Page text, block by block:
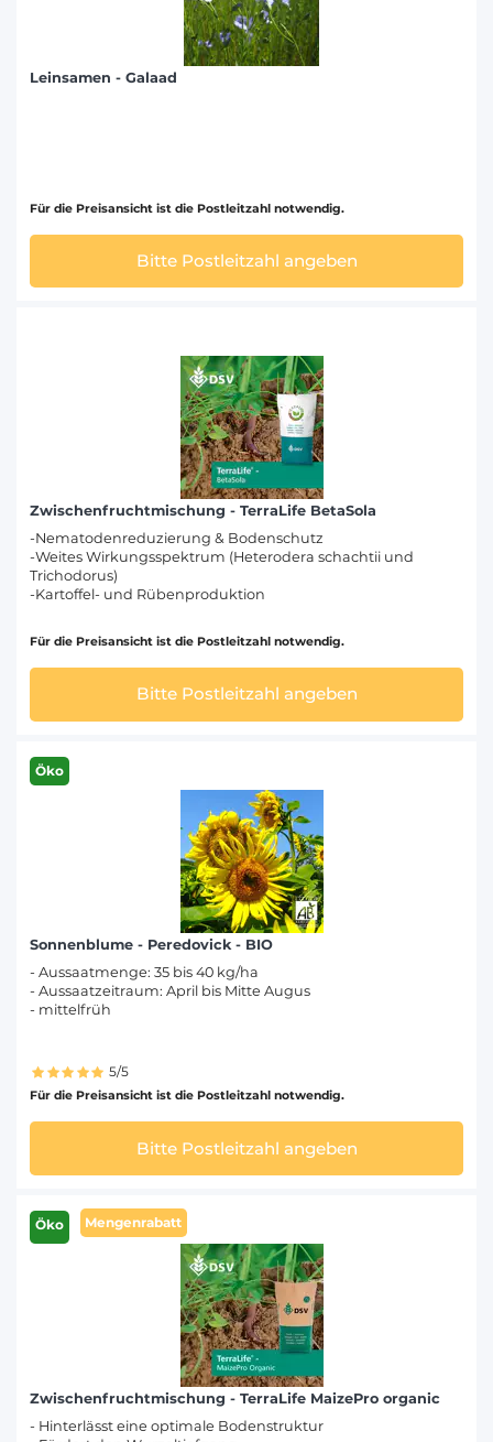
Leinsamen - Galaad
Für die Preisansicht ist die Postleitzahl notwendig.
Bitte Postleitzahl angeben
Zwischenfruchtmischung - TerraLife BetaSola
-Nematodenreduzierung & Bodenschutz
-Weites Wirkungsspektrum (Heterodera schachtii und
Trichodorus)
-Kartoffel- und Rübenproduktion
Für die Preisansicht ist die Postleitzahl notwendig.
Bitte Postleitzahl angeben
Öko
Sonnenblume - Peredovick - BIO
- Aussaatmenge: 35 bis 40 kg/ha
- Aussaatzeitraum: April bis Mitte Augus
- mittelfrüh
5/5
Für die Preisansicht ist die Postleitzahl notwendig.
Bitte Postleitzahl angeben
Öko Mengenrabatt
Zwischenfruchtmischung - TerraLife MaizePro organic
- Hinterlässt eine optimale Bodenstruktur